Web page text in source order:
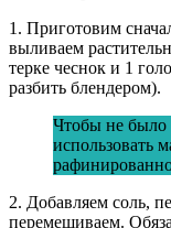
1. Приготовим
выливаем
терке чеснок и 1
разбить блендером).
Чтобы не было
использовать
2. Добавляем соль,
перемешиваем.